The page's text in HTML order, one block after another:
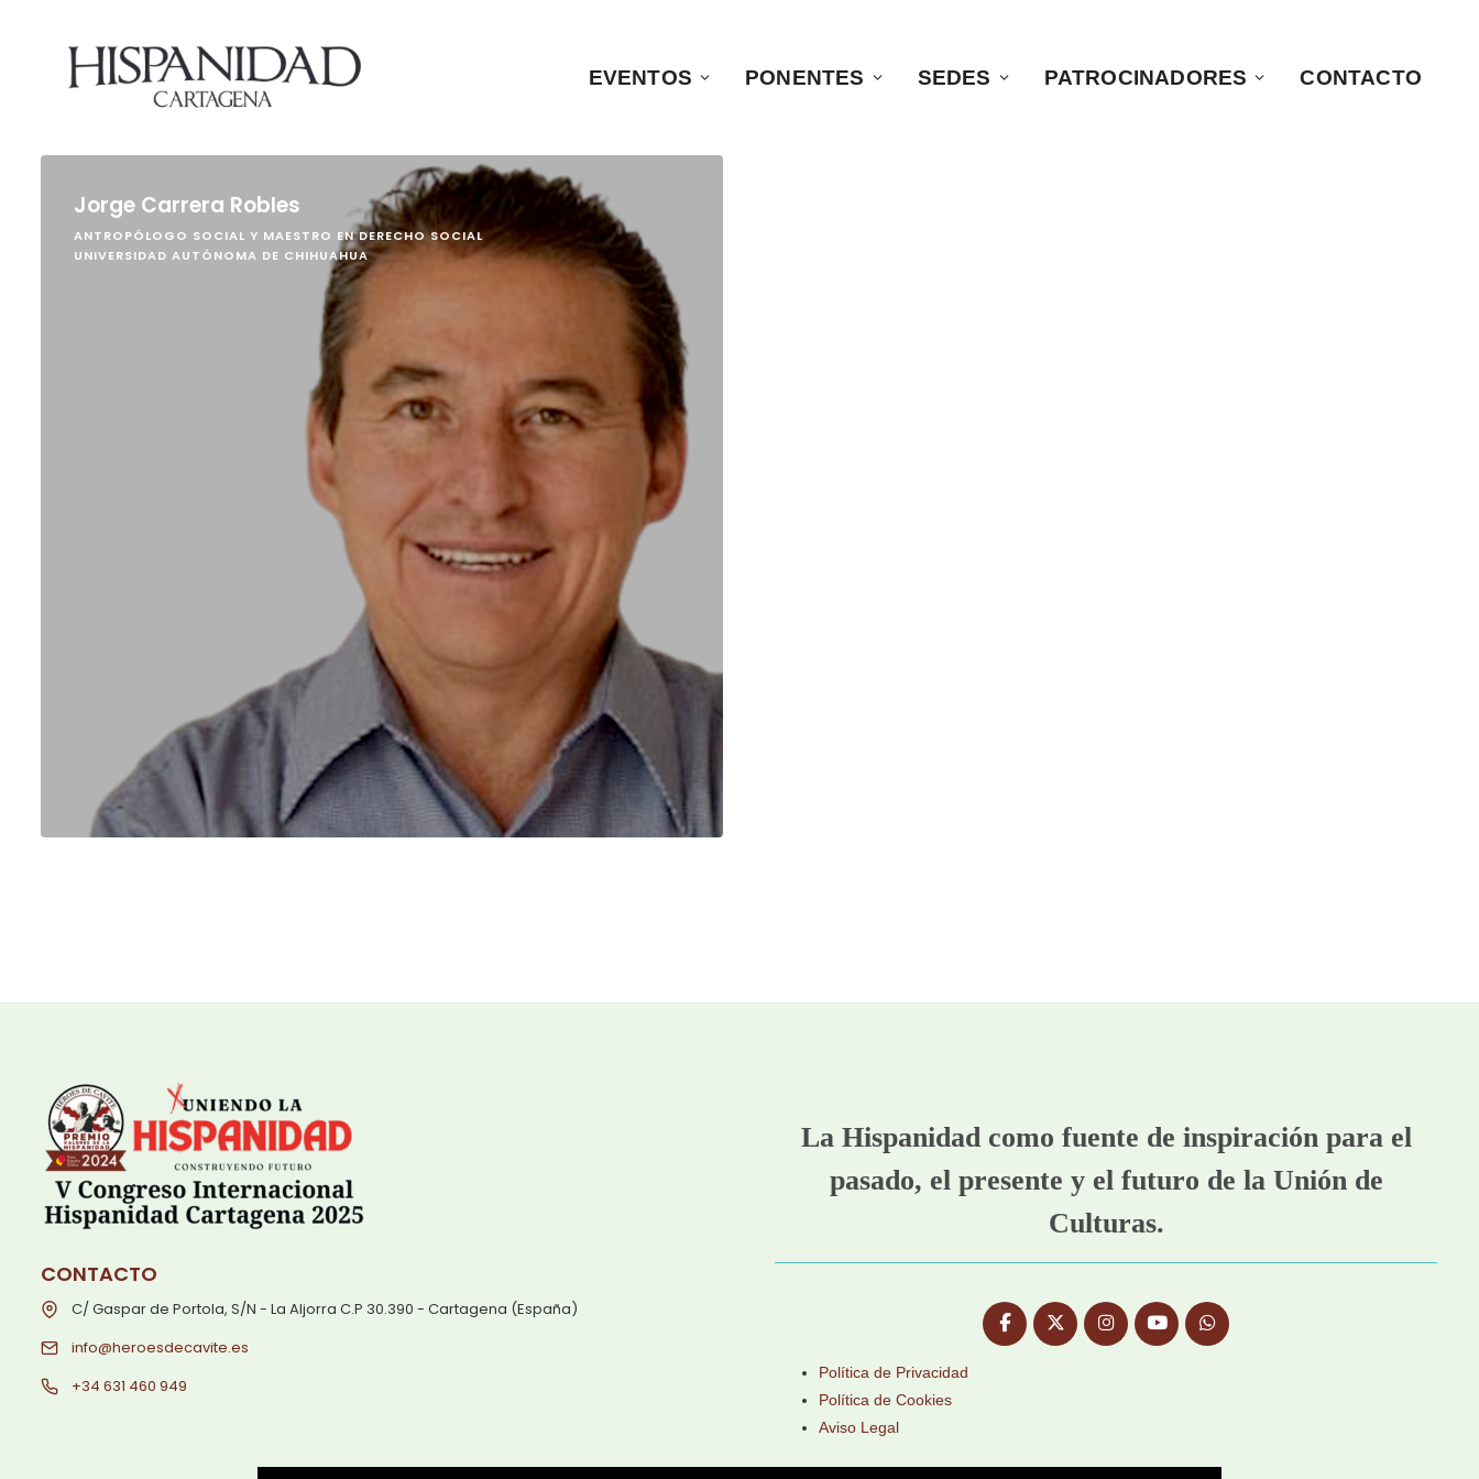
EVENTOS PONENTES SEDES PATROCINADORES CONTACTO
Jorge Carrera Robles
ANTROPÓLOGO SOCIAL Y MAESTRO EN DERECHO SOCIAL
UNIVERSIDAD AUTÓNOMA DE CHIHUAHUA
CONTACTO
C/ Gaspar de Portola, S/N - La Aljorra C.P 30.390 - Cartagena (España)
info@heroesdecavite.es
+34 631 460 949
La Hispanidad como fuente de inspiración para el
pasado, el presente y el futuro de la Unión de
Culturas.
Política de Privacidad
Política de Cookies
Aviso Legal